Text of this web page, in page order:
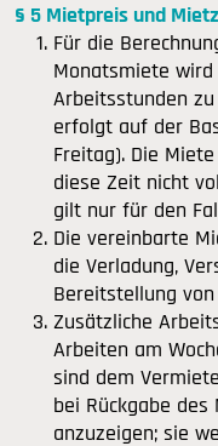
§ 5 Mietpreis und
Für die
Monatsmiete
Arbeitsstunden
erfolgt auf der
Freitag). Die
diese Zeit nicht
gilt nur für den
Die vereinbarte
die Verladung,
Bereitstellung
Zusätzliche
Arbeiten am
sind dem
bei Rückgabe
anzuzeigen; sie